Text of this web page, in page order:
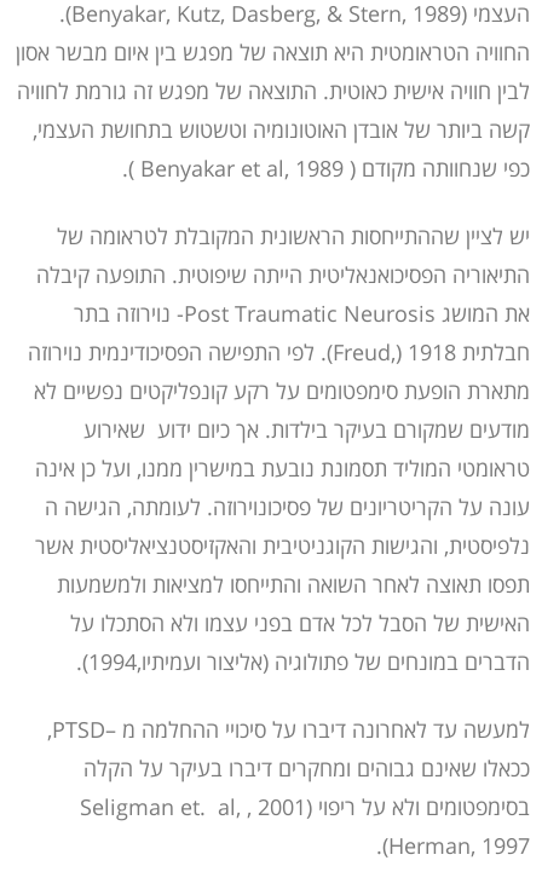
העצמי (Benyakar, Kutz, Dasberg, & Stern, 1989).
החוויה הטראומטית היא תוצאה של מפגש בין איום מבשר אסון
לבין חוויה אישית כאוטית. התוצאה של מפגש זה גורמת לחוויה
קשה ביותר של אובדן האוטונומיה וטשטוש בתחושת העצמי,
כפי שנחוותה מקודם ( Benyakar et al, 1989 ).
יש לציין שההתייחסות הראשונית המקובלת לטראומה של
התיאוריה הפסיכואנאליטית הייתה שיפוטית. התופעה קיבלה
את המושג Post Traumatic Neurosis- נוירוזה בתר
חבלתית Freud,) 1918). לפי התפישה הפסיכודינמית נוירוזה
מתארת הופעת סימפטומים על רקע קונפליקטים נפשיים לא
מודעים שמקורם בעיקר בילדות. אך כיום ידוע שאירוע
טראומטי המוליד תסמונת נובעת במישרין ממנו, ועל כן אינה
עונה על הקריטריונים של פסיכונוירוזה. לעומתה, הגישה ה
נלפיסטית, והגישות הקוגניטיבית והאקזיסטנציאליסטית אשר
תפסו תאוצה לאחר השואה והתייחסו למציאות ולמשמעות
האישית של הסבל לכל אדם בפני עצמו ולא הסתכלו על
הדברים במונחים של פתולוגיה (אליצור ועמיתיו,1994).
למעשה עד לאחרונה דיברו על סיכויי ההחלמה מ –PTSD,
ככאלו שאינם גבוהים ומחקרים דיברו בעיקר על הקלה
בסימפטומים ולא על ריפוי (2001 , Seligman et. al,
Herman, 1997).